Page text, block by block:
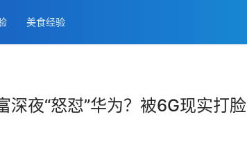
美食经验
夜“怒怼”华为？被6G现实打脸